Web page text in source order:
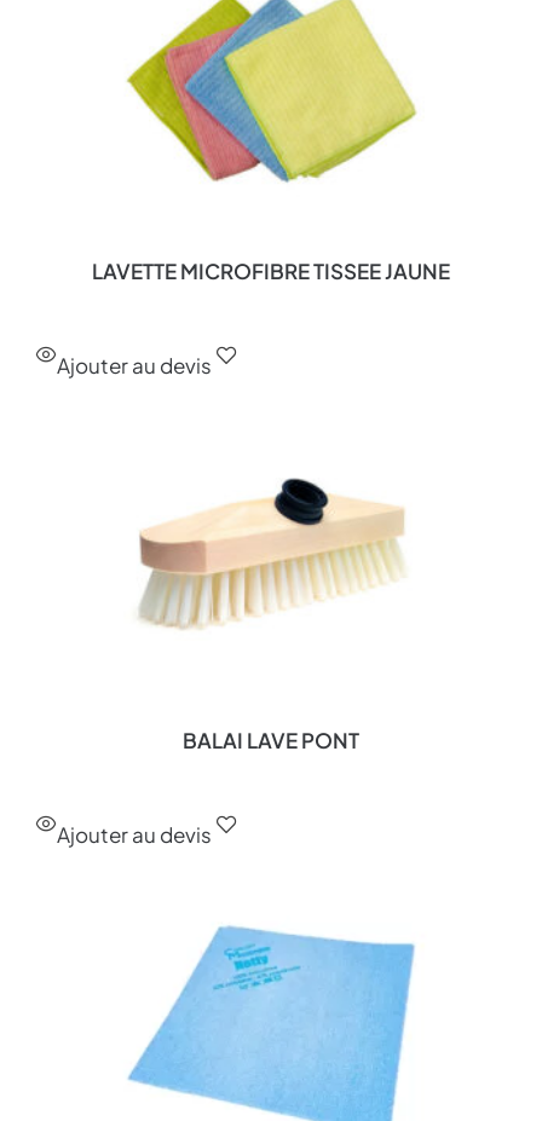
LAVETTE MICROFIBRE TISSEE JAUNE
Ajouter au devis
BALAI LAVE PONT
Ajouter au devis